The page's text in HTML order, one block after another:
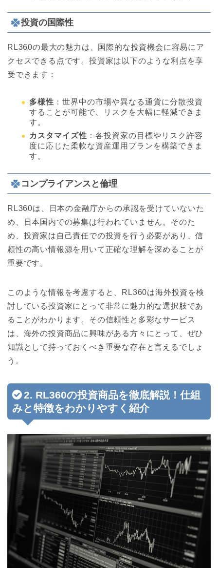
投資の国際性
RL360の最大の魅力は、国際的な投資機会に容易にア
クセスできる点です。投資家は以下のような利点を享
受できます：
多様性 ：世界中の市場や異なる通貨に分散投資
することが可能で、リスクを大幅に軽減できま
す。
カスタマイズ性 ：各投資家の目標やリスク許容
度に応じた柔軟な資産運用プランを構築できま
す。
コンプライアンスと倫理
RL360は、日本の金融庁からの承認を受けていないた
め、日本国内での募集は行われていません。そのた
め、投資家は自己責任での投資を行う必要があり、信
頼性の高い情報源を用いて正確な理解を深めることが
重要です。
このような情報を考慮すると、RL360は海外投資を検
討している投資家にとって非常に魅力的な選択肢であ
ることがわかります。その信頼性と多彩なサービス
は、海外の投資商品に興味がある方々にとって、ぜひ
知識として持っておくべき重要な存在と言えるでしょ
う。
2. RL360の投資商品を徹底解説！仕組
みと特徴をわかりやすく紹介